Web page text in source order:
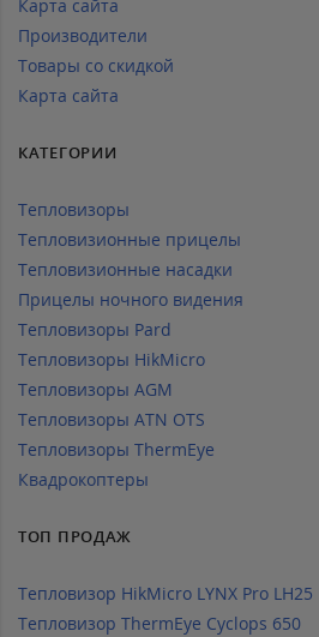
Карта сайта
Производители
Товары со скидкой
Карта сайта
КАТЕГОРИИ
Тепловизоры
Тепловизионные прицелы
Тепловизионные насадки
Прицелы ночного видения
Тепловизоры Pard
Тепловизоры HikMicro
Тепловизоры AGM
Тепловизоры ATN OTS
Тепловизоры ThermEye
Квадрокоптеры
ТОП ПРОДАЖ
Тепловизор HikMicro LYNX Pro LH25
Тепловизор ThermEye Cyclops 650